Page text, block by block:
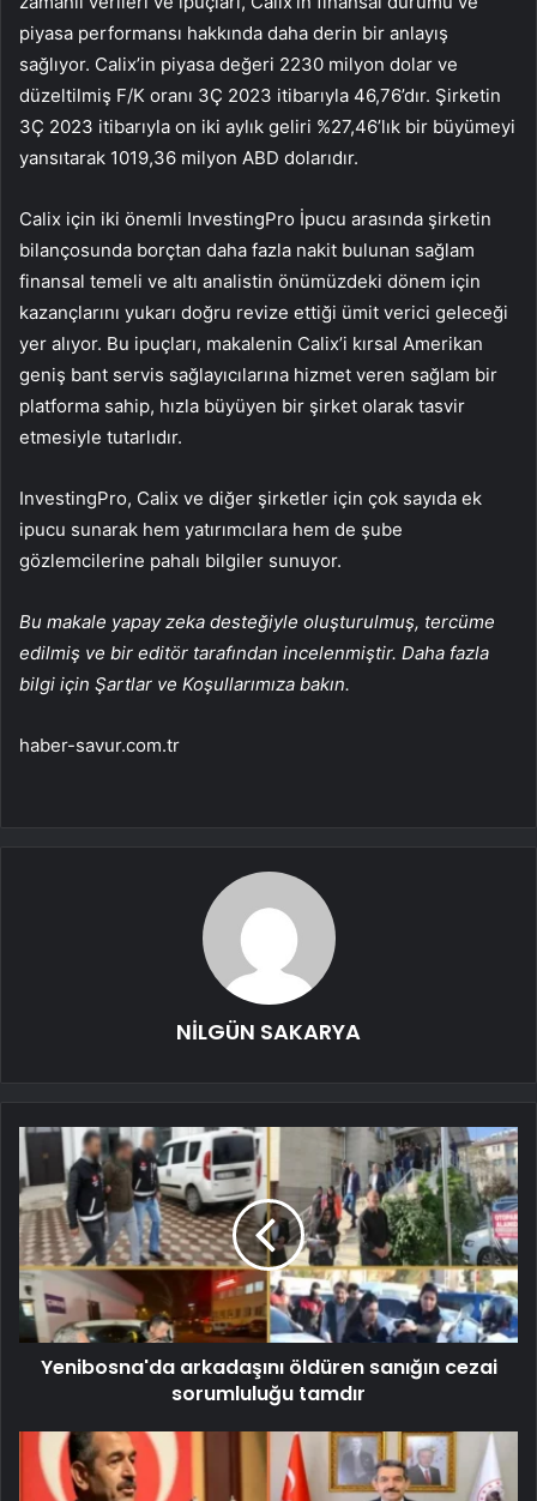
piyasa performansı hakkında daha derin bir anlayış
sağlıyor. Calix’in piyasa değeri 2230 milyon dolar ve
düzeltilmiş F/K oranı 3Ç 2023 itibarıyla 46,76’dır. Şirketin
3Ç 2023 itibarıyla on iki aylık geliri %27,46’lık bir büyümeyi
yansıtarak 1019,36 milyon ABD dolarıdır.
Calix için iki önemli InvestingPro İpucu arasında şirketin
bilançosunda borçtan daha fazla nakit bulunan sağlam
finansal temeli ve altı analistin önümüzdeki dönem için
kazançlarını yukarı doğru revize ettiği ümit verici geleceği
yer alıyor. Bu ipuçları, makalenin Calix’i kırsal Amerikan
geniş bant servis sağlayıcılarına hizmet veren sağlam bir
platforma sahip, hızla büyüyen bir şirket olarak tasvir
etmesiyle tutarlıdır.
InvestingPro, Calix ve diğer şirketler için çok sayıda ek
ipucu sunarak hem yatırımcılara hem de şube
gözlemcilerine pahalı bilgiler sunuyor.
Bu makale yapay zeka desteğiyle oluşturulmuş, tercüme
edilmiş ve bir editör tarafından incelenmiştir. Daha fazla
bilgi için Şartlar ve Koşullarımıza bakın.
haber-savur.com.tr
NİLGÜN SAKARYA
Yenibosna'da arkadaşını öldüren sanığın cezai
sorumluluğu tamdır